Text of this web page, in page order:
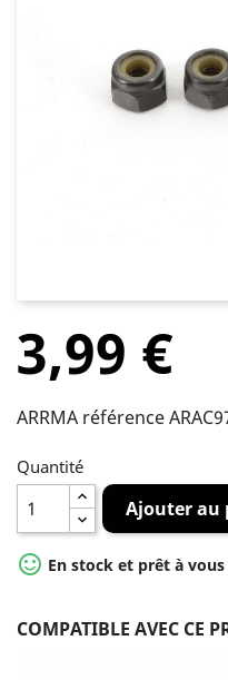
3,99 €
ARRMA référence
Quantité
Ajouter au
 En stock et prêt à
COMPATIBLE AVEC CE